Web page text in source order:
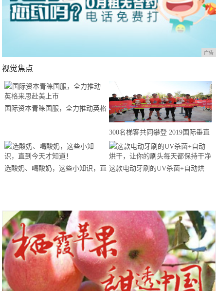
广告
视觉焦点
国际资本青睐国服，全力推动英格
300名梯客共同攀登 2019国际垂直
马拉松超级精英赛顺德海骏达中心
站欢乐开跑
选酸奶、喝酸奶，这些小知识，直 这款电动牙刷的UV杀菌+自动烘